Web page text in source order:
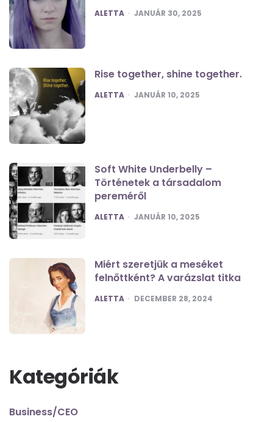
POSTED
ALETTA JANUÁR 30, 2025
Rise together, shine together.
POSTED
ALETTA JANUÁR 10, 2025
Soft White Underbelly –
Történetek a társadalom
pereméről
POSTED
ALETTA JANUÁR 10, 2025
Miért szeretjük a meséket
felnőttként? A varázslat titka
POSTED
ALETTA DECEMBER 28, 2024
Kategóriák
Business/CEO